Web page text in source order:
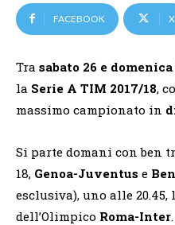
FACEBOOK X
Tra sabato 26 e
la Serie A TIM 2017/18,
massimo campionato in
Si parte domani con ben
18, Genoa-Juventus e
esclusiva), uno alle
dell’Olimpico Roma-Inter.